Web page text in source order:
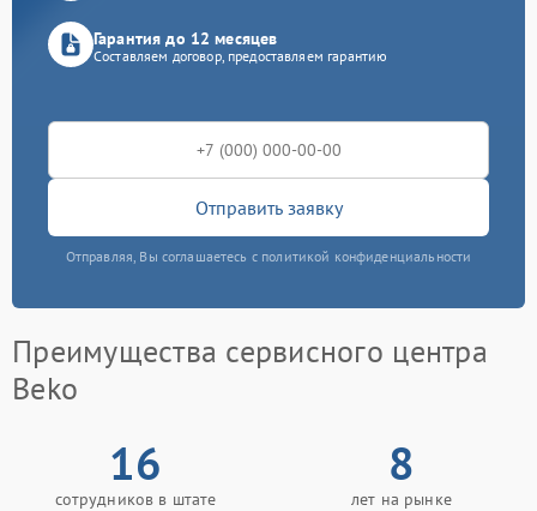
Гарантия до 12 месяцев
Составляем договор, предоставляем гарантию
Отправить заявку
Отправляя, Вы соглашаетесь с политикой конфиденциальности
Преимущества сервисного центра
Beko
16
сотрудников в штате
8
лет на рынке